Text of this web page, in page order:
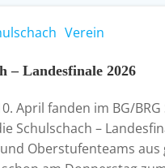
Verein
– Landesfinale 2026
April fanden im BG/BRG
Schulschach –
Oberstufenteams aus